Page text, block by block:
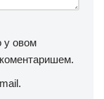
у овом